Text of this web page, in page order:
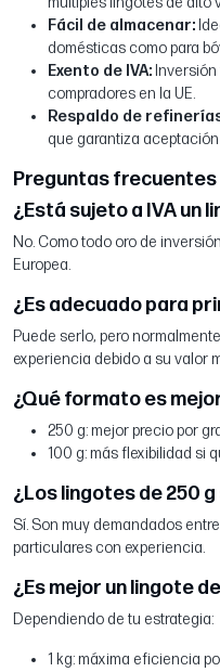
Fácil de almacenar:
domésticas como para
Exento de IVA:
compradores en la UE.
Respaldo de
que garantiza
Preguntas frecuentes
¿Está sujeto a IVA un
No. Como todo oro de
Europea.
¿Es adecuado para
Puede serlo, pero
experiencia debido a su valor
¿Qué formato es
250 g: mejor precio por
100 g: más flexibilidad si
¿Los lingotes de 250
Sí. Son muy demandados
particulares con experiencia.
¿Es mejor un lingote
Dependiendo de tu estrategia:
1 kg: máxima eficiencia